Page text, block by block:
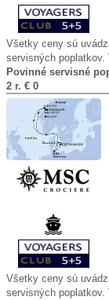
Všetky ceny sú
servisných poplatkov.
Povinné servisné
2 r. € 0
Všetky ceny sú
servisných poplatkov.